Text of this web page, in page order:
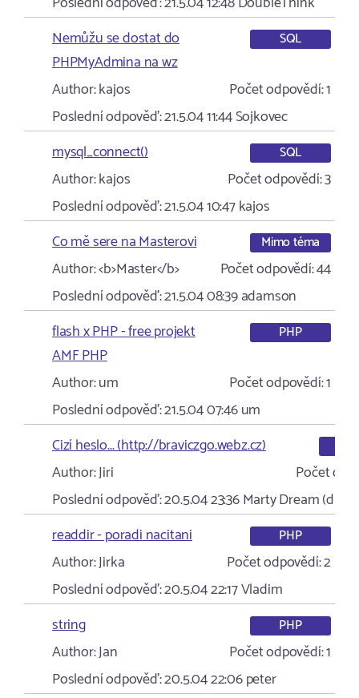
Nemůžu se dostat do
PHPMyAdmina na wz
SQL
Author:kajos Počet odpovědí:1
Poslední odpověď:21.5.04 11:44Sojkovec
mysql_connect()
SQL
Author:kajos Počet odpovědí:3
Poslední odpověď:21.5.04 10:47kajos
Co mě sere na Masterovi
Mimo téma
Author:<b>Master</b> Počet odpovědí:44
Poslední odpověď:21.5.04 08:39adamson
flash x PHP - free projekt
AMF PHP
PHP
Author:um Počet odpovědí:1
Poslední odpověď:21.5.04 07:46um
Cizí heslo... (http://braviczgo.webz.cz)
Author:Jiri
Počet
Poslední odpověď:20.5.04 23:36Marty Dream
readdir - poradi nacitani
PHP
Author:Jirka Počet odpovědí:2
Poslední odpověď:20.5.04 22:17Vladim
string
PHP
Author:Jan Počet odpovědí:1
Poslední odpověď:20.5.04 22:06peter